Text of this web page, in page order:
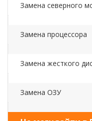
Замена северного
Замена процессора
Замена жесткого
Замена ОЗУ